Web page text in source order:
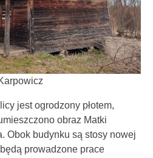
jest ogrodzony płotem,
obraz Matki
Obok budynku są stosy nowej
prowadzone prace